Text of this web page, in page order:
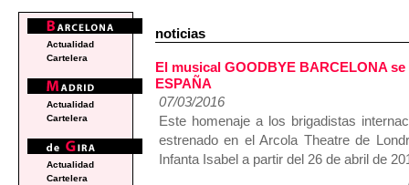
noticias
El musical GOODBYE BARCELONA
ESPAÑA
07/03/2016
Este homenaje a los brigadistas
estrenado en el Arcola Theatre de
Infanta Isabel a partir del 26 de abril de
Actualidad
Cartelera
Actualidad
Cartelera
Actualidad
Cartelera